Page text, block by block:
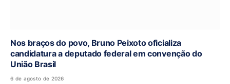
Nos braços do povo, Bruno Peixoto oficializa
candidatura a deputado federal em convenção do
União Brasil
6 de agosto de 2026